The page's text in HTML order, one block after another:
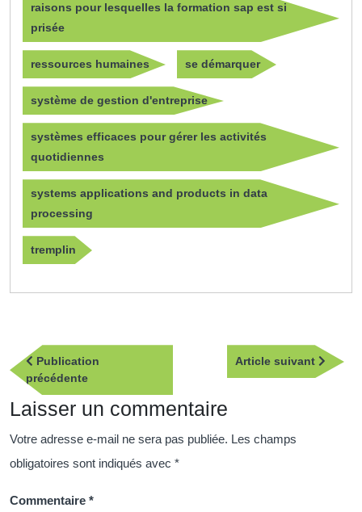
raisons pour lesquelles la formation sap est si
prisée
ressources humaines se démarquer
système de gestion d'entreprise
systèmes efficaces pour gérer les activités
quotidiennes
systems applications and products in data
processing
tremplin
Navigation
de
l’article
Publication
précédentePublication
précédente
Article suivant
Article
Laisser un commentaire
Votre adresse e-mail ne sera pas publiée. Les champs
obligatoires sont indiqués avec *
Commentaire *